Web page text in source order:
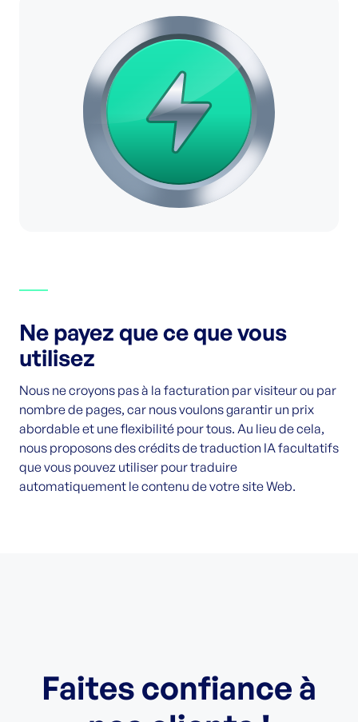
Ne payez que ce que vous
utilisez
Nous ne croyons pas à la facturation par visiteur ou par
nombre de pages, car nous voulons garantir un prix
abordable et une flexibilité pour tous. Au lieu de cela,
nous proposons des crédits de traduction IA facultatifs
que vous pouvez utiliser pour traduire
automatiquement le contenu de votre site Web.
Faites confiance à